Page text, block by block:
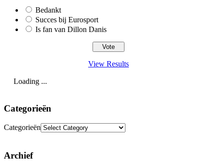
Bedankt
Succes bij Eurosport
Is fan van Dillon Danis
View Results
Loading ...
Categorieën
Categorieën
Archief